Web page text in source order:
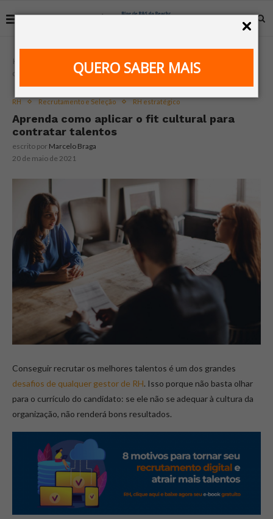
QUERO SABER MAIS
Home
Aprenda como aplicar o fit cultural para
contratar talentos
RH Recrutamento e Seleção RH estratégico
Aprenda como aplicar o fit cultural para
contratar talentos
escrito por Marcelo Braga
20 de maio de 2021
Conseguir recrutar os melhores talentos é um dos grandes
desafios de qualquer gestor de RH. Isso porque não basta olhar
para o currículo do candidato: se ele não se adequar à cultura da
organização, não renderá bons resultados.